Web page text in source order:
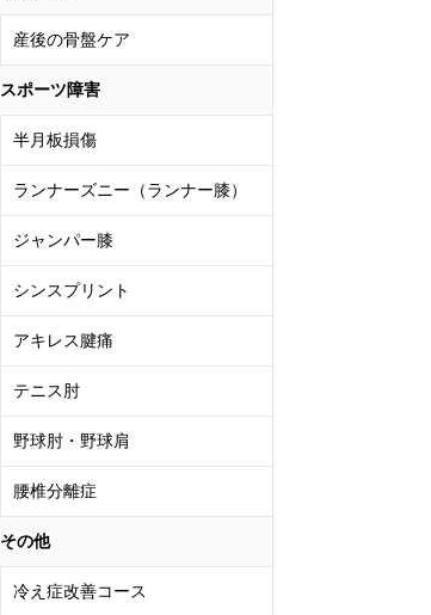
産後の骨盤ケア
スポーツ障害
半月板損傷
ランナーズニー（ランナー膝）
ジャンパー膝
シンスプリント
アキレス腱痛
テニス肘
野球肘・野球肩
腰椎分離症
その他
冷え症改善コース